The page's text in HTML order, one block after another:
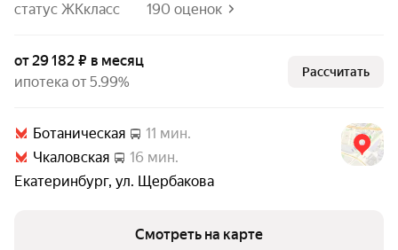
статус ЖКкласс
190 оценок
от 29 182 ₽ в месяц
ипотека от 5.99%
Рассчитать
Ботаническая
11 мин.
Чкаловская
16 мин.
Екатеринбург, ул. Щербакова
Смотреть на карте